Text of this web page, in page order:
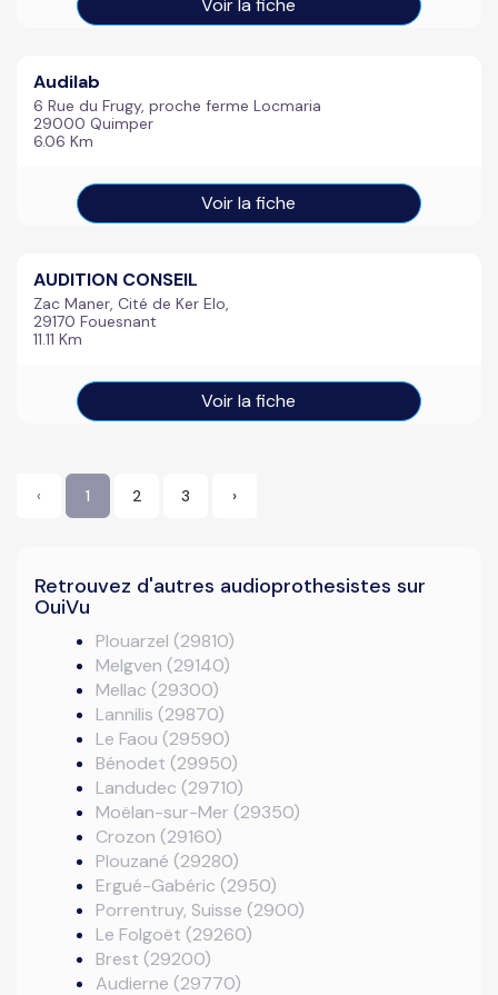
Voir la fiche
Audilab
6 Rue du Frugy, proche ferme Locmaria
29000 Quimper
6.06 Km
Voir la fiche
AUDITION CONSEIL
Zac Maner, Cité de Ker Elo,
29170 Fouesnant
11.11 Km
Voir la fiche
‹ 1 2 3 ›
Retrouvez d'autres audioprothesistes sur
OuiVu
Plouarzel (29810)
Melgven (29140)
Mellac (29300)
Lannilis (29870)
Le Faou (29590)
Bénodet (29950)
Landudec (29710)
Moëlan-sur-Mer (29350)
Crozon (29160)
Plouzané (29280)
Ergué-Gabéric (2950)
Porrentruy, Suisse (2900)
Le Folgoët (29260)
Brest (29200)
Audierne (29770)